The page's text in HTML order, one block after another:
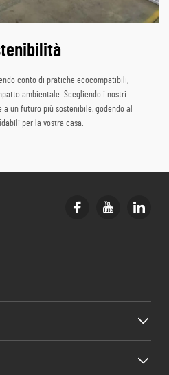
conto di pratiche ecocompatibili,
ambientale. Scegliendo i nostri
un futuro più sostenibile, godendo al
per la vostra casa.